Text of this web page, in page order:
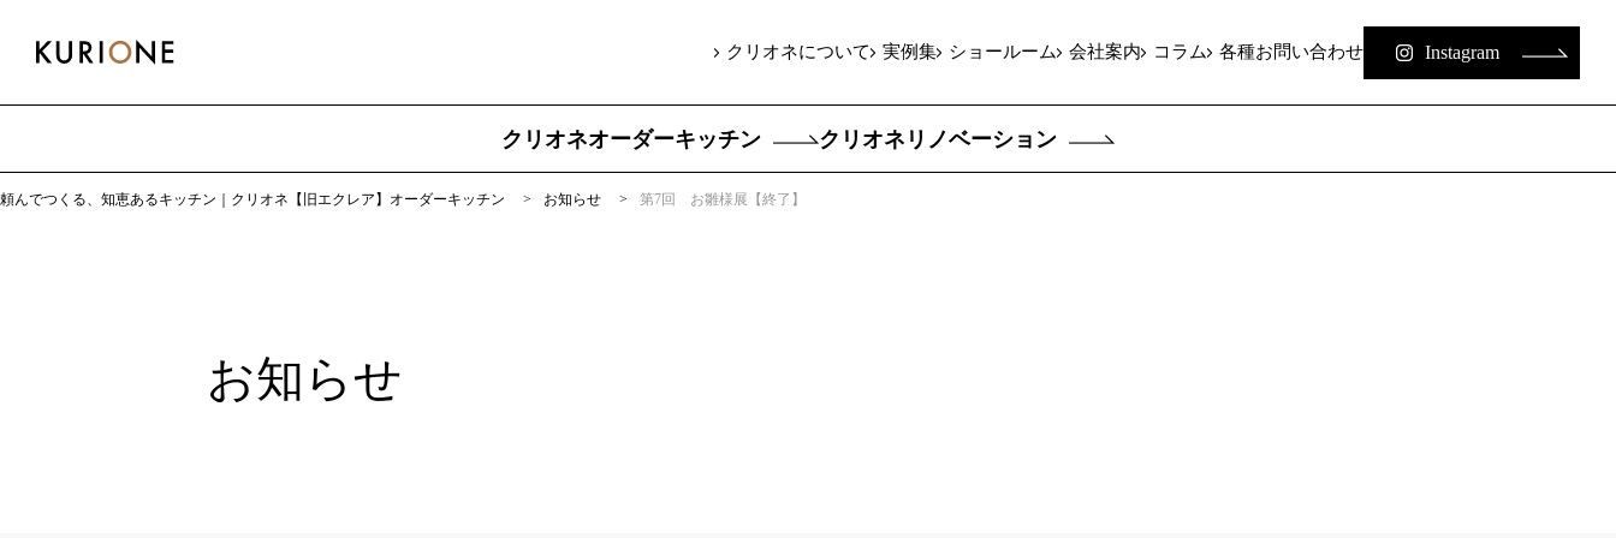
クリオネについて 実例集 ショールーム 会社案内 コラム 各種お問い合わせ Instagram
クリオネオーダーキッチン クリオネリノベーション
頼んでつくる、知恵あるキッチン｜クリオネ【旧エクレア】オーダーキッチン お知らせ 第7回 お雛様展【終了】
お知らせ